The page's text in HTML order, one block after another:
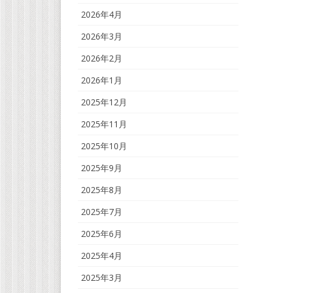
2026年4月
2026年3月
2026年2月
2026年1月
2025年12月
2025年11月
2025年10月
2025年9月
2025年8月
2025年7月
2025年6月
2025年4月
2025年3月